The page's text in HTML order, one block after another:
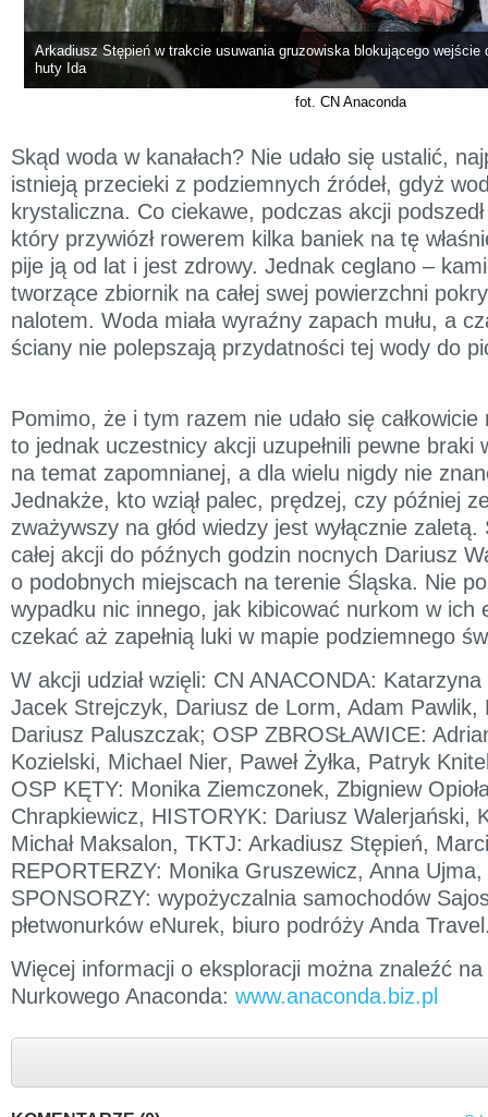
Arkadiusz Stępień w trakcie usuwania gruzowiska blokującego wejście
huty Ida
fot. CN Anaconda
Skąd woda w kanałach? Nie udało się ustalić,
istnieją przecieki z podziemnych źródeł, gdyż
krystaliczna. Co ciekawe, podczas akcji
który przywiózł rowerem kilka baniek na tę
pije ją od lat i jest zdrowy. Jednak ceglano –
tworzące zbiornik na całej swej powierzchni
nalotem. Woda miała wyraźny zapach mułu, a
ściany nie polepszają przydatności tej wody do
Pomimo, że i tym razem nie udało się
to jednak uczestnicy akcji uzupełnili pewne braki
na temat zapomnianej, a dla wielu nigdy nie
Jednakże, kto wziął palec, prędzej, czy później
zważywszy na głód wiedzy jest wyłącznie
całej akcji do późnych godzin nocnych Dariusz
o podobnych miejscach na terenie Śląska. Nie
wypadku nic innego, jak kibicować nurkom w ich
czekać aż zapełnią luki w mapie podziemnego
W akcji udział wzięli: CN ANACONDA:
Jacek Strejczyk, Dariusz de Lorm, Adam Pawlik,
Dariusz Paluszczak; OSP ZBROSŁAWICE:
Kozielski, Michael Nier, Paweł Żyłka, Patryk
OSP KĘTY: Monika Ziemczonek, Zbigniew
Chrapkiewicz, HISTORYK: Dariusz Walerjański,
Michał Maksalon, TKTJ: Arkadiusz Stępień,
REPORTERZY: Monika Gruszewicz, Anna
SPONSORZY: wypożyczalnia samochodów
płetwonurków eNurek, biuro podróży Anda
Więcej informacji o eksploracji można znaleźć
Nurkowego Anaconda: www.anaconda.biz.pl